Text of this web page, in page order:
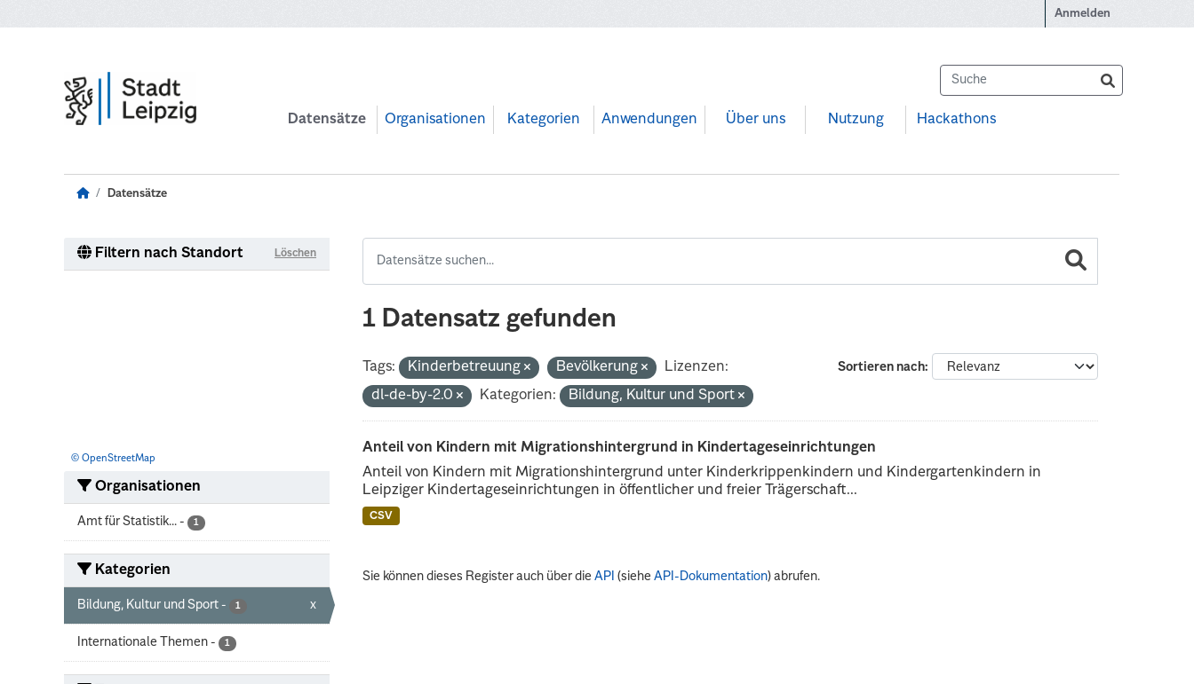
Anmelden
Datensätze Organisationen Kategorien Anwendungen Über uns Nutzung Hackathons
Datensätze
Filtern nach Standort Löschen
© OpenStreetMap
Organisationen
Amt für Statistik... - 1
Kategorien
Bildung, Kultur und Sport - 1 x
Internationale Themen - 1
1 Datensatz gefunden
Sortieren nach
Tags: Kinderbetreuung Bevölkerung
Lizenzen:
dl-de-by-2.0
Kategorien: Bildung, Kultur und Sport
Anteil von Kindern mit Migrationshintergrund in Kindertageseinrichtungen
Anteil von Kindern mit Migrationshintergrund unter Kinderkrippenkindern und Kindergartenkindern in
Leipziger Kindertageseinrichtungen in öffentlicher und freier Trägerschaft...
CSV
Sie können dieses Register auch über dieAPI (sieheAPI-Dokumentation) abrufen.